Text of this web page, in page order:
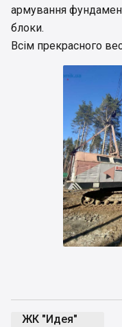
армування
блоки.
Всім прекрасного
ЖК "Идея"